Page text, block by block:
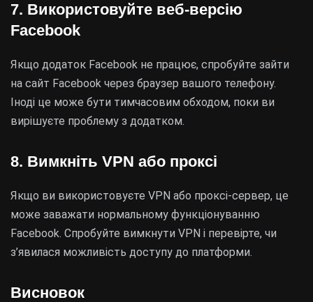
7. Використовуйте веб-версію
Facebook
Якщо додаток Facebook не працює, спробуйте зайти
на сайт Facebook через браузер вашого телефону.
Іноді це може бути тимчасовим обходом, поки ви
вирішуєте проблему з додатком.
8. Вимкніть VPN або проксі
Якщо ви використовуєте VPN або проксі-сервер, це
може заважати нормальному функціонуванню
Facebook. Спробуйте вимкнути VPN і перевірте, чи
з’явилася можливість доступу до платформи.
Висновок